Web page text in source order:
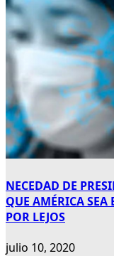
NECEDAD DE
QUE AMÉRICA SEA
POR LEJOS
julio 10, 2020